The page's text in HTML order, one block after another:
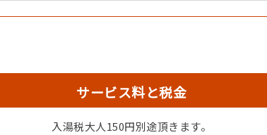
サービス料と税金
入湯税大人150円別途頂きます。